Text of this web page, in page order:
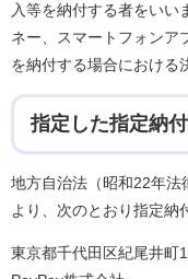
入等を納付する者をいい
ネー、スマートフォンア
を納付する場合における
指定した指定納
地方自治法（昭和22年法
より、次のとおり指定納
東京都千代田区紀尾井町